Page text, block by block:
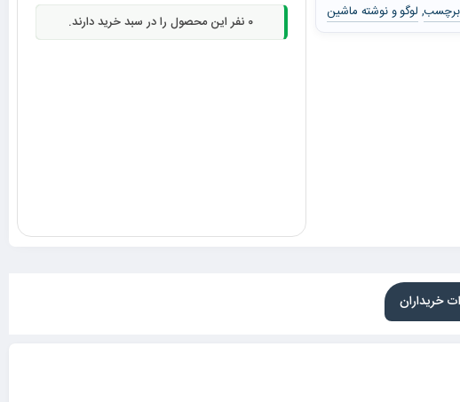
برچسب, لوگو و نوشته ماشین
0 نفر این محصول را در سبد خرید دارند.
خریداران